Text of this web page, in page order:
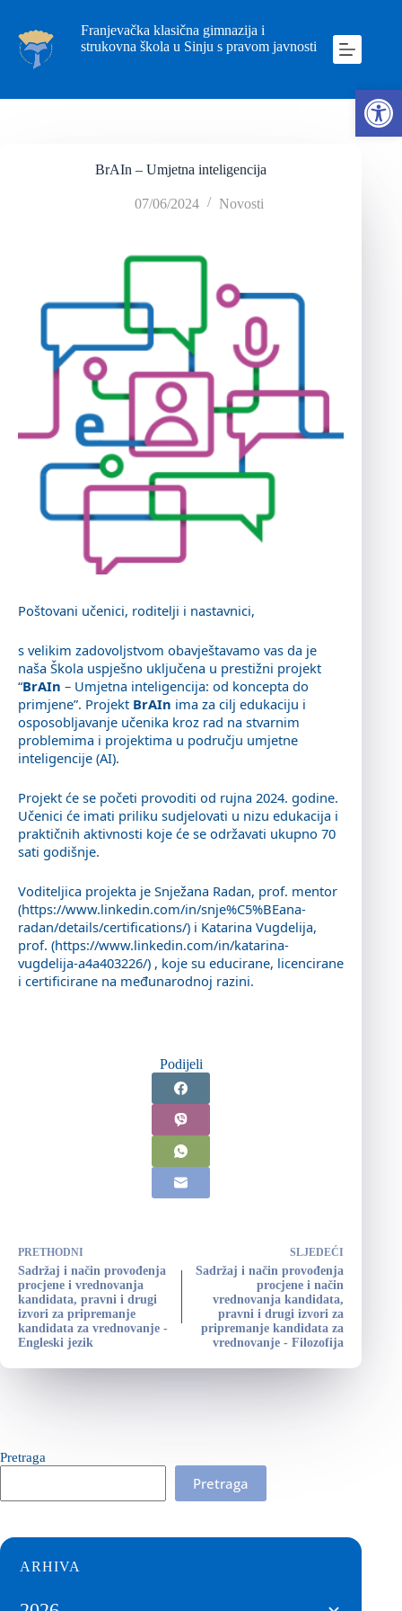
Franjevačka klasična gimnazija i
strukovna škola u Sinju s pravom javnosti
BrAIn – Umjetna inteligencija
07/06/2024 Novosti
Poštovani učenici, roditelji i nastavnici,
s velikim zadovoljstvom obavještavamo vas da je
naša Škola uspješno uključena u prestižni projekt
“BrAIn – Umjetna inteligencija: od koncepta do
primjene”. Projekt BrAIn ima za cilj edukaciju i
osposobljavanje učenika kroz rad na stvarnim
problemima i projektima u području umjetne
inteligencije (AI).
Projekt će se početi provoditi od rujna 2024. godine.
Učenici će imati priliku sudjelovati u nizu edukacija i
praktičnih aktivnosti koje će se održavati ukupno 70
sati godišnje.
Voditeljica projekta je Snježana Radan, prof. mentor
(https://www.linkedin.com/in/snje%C5%BEana-
radan/details/certifications/) i Katarina Vugdelija,
prof. (https://www.linkedin.com/in/katarina-
vugdelija-a4a403226/) , koje su educirane, licencirane
i certificirane na međunarodnoj razini.
Podijeli
PRETHODNI
Sadržaj i način provođenja
procjene i vrednovanja
kandidata, pravni i drugi
izvori za pripremanje
kandidata za vrednovanje -
Engleski jezik
SLJEDEĆI
Sadržaj i način provođenja
procjene i način
vrednovanja kandidata,
pravni i drugi izvori za
pripremanje kandidata za
vrednovanje - Filozofija
Pretraga
Pretraga
ARHIVA